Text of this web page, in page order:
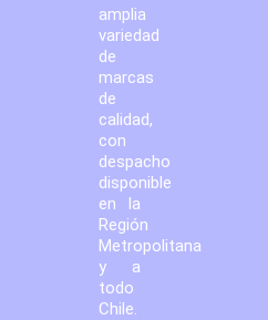
amplia
variedad
de
marcas
de
calidad,
con
despacho
disponible
en la
Región
Metropolitana
y a
todo
Chile.